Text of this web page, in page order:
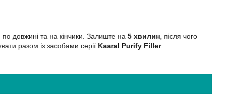
довжині та на кінчики. Залиште на 5 хвилин , після чого
разом із засобами серії Kaaral Purify Filler.